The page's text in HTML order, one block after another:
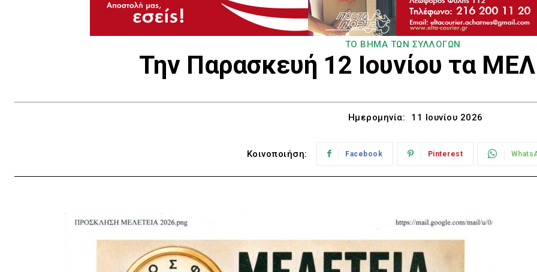
ΤΟ ΒΗΜΑ ΤΩΝ ΣΥΛΛΟΓΩΝ
Την Παρασκευή 12 Ιουνίου τα
Ημερομηνία: 11 Ιουνίου 2026
Κοινοποιήση: Facebook Pinterest